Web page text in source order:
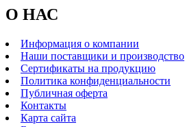
О НАС
Информация о компании
Наши поставщики и производство
Сертификаты на продукцию
Политика конфиденциальности
Публичная оферта
Контакты
Карта сайта